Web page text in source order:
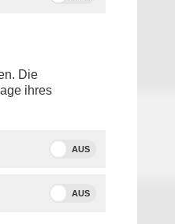
Die
ihres
AUS
AUS